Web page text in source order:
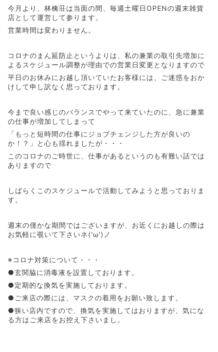
今月より、林檎荘は当面の間、毎週土曜日OPENの週末雑貨
店として運営して参ります。
営業時間は変わりません。
コロナのまん延防止というよりは、私の兼業の取引先増加に
よるスケジュール調整が理由での営業日変更となりますので
平日のお休みにお越し頂いていたお客様には、ご迷惑をおか
けして申し訳なく思っております。
今まで良い感じのバランスでやって来ていたのに、急に兼業
の仕事が増加してしまって
「もっと短時間の仕事にジョブチェンジした方が良いの
か！？」と心も揺れましたが・・・
このコロナのご時世に、仕事があるというのも有難い話では
ありますので
しばらくこのスケジュールで活動してみようと思っておりま
す。
週末の僅かな期間ではございますが、お近くにお越しの際は
お気軽に覗いて下さいネ('ω')ノ
※コロナ対策について・・・
●玄関脇に消毒液を設置しております。
●定期的な換気を実施しております。
●ご来店の際には、マスクの着用をお願い致します。
●狭い店内ですので、換気を実施してはおりますが、気にな
る方はご来店をお控え下さいまし。